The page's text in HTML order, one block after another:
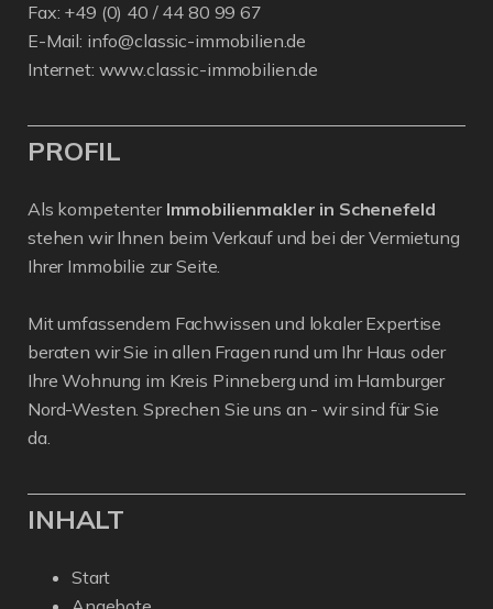
Fax: +49 (0) 40 / 44 80 99 67
E-Mail: info@classic-immobilien.de
Internet: www.classic-immobilien.de
PROFIL
Als kompetenter Immobilienmakler in Schenefeld
stehen wir Ihnen beim Verkauf und bei der Vermietung
Ihrer Immobilie zur Seite.
Mit umfassendem Fachwissen und lokaler Expertise
beraten wir Sie in allen Fragen rund um Ihr Haus oder
Ihre Wohnung im Kreis Pinneberg und im Hamburger
Nord-Westen. Sprechen Sie uns an - wir sind für Sie
da.
INHALT
Start